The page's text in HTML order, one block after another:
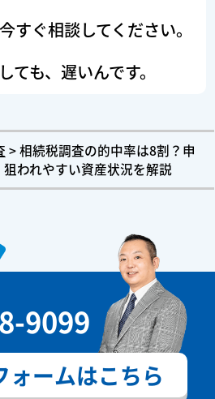
すぐ相談してください。
ても、遅いんです。
>相続税調査の的中率は8割？申
われやすい資産状況を解説
9099
ォームはこちら